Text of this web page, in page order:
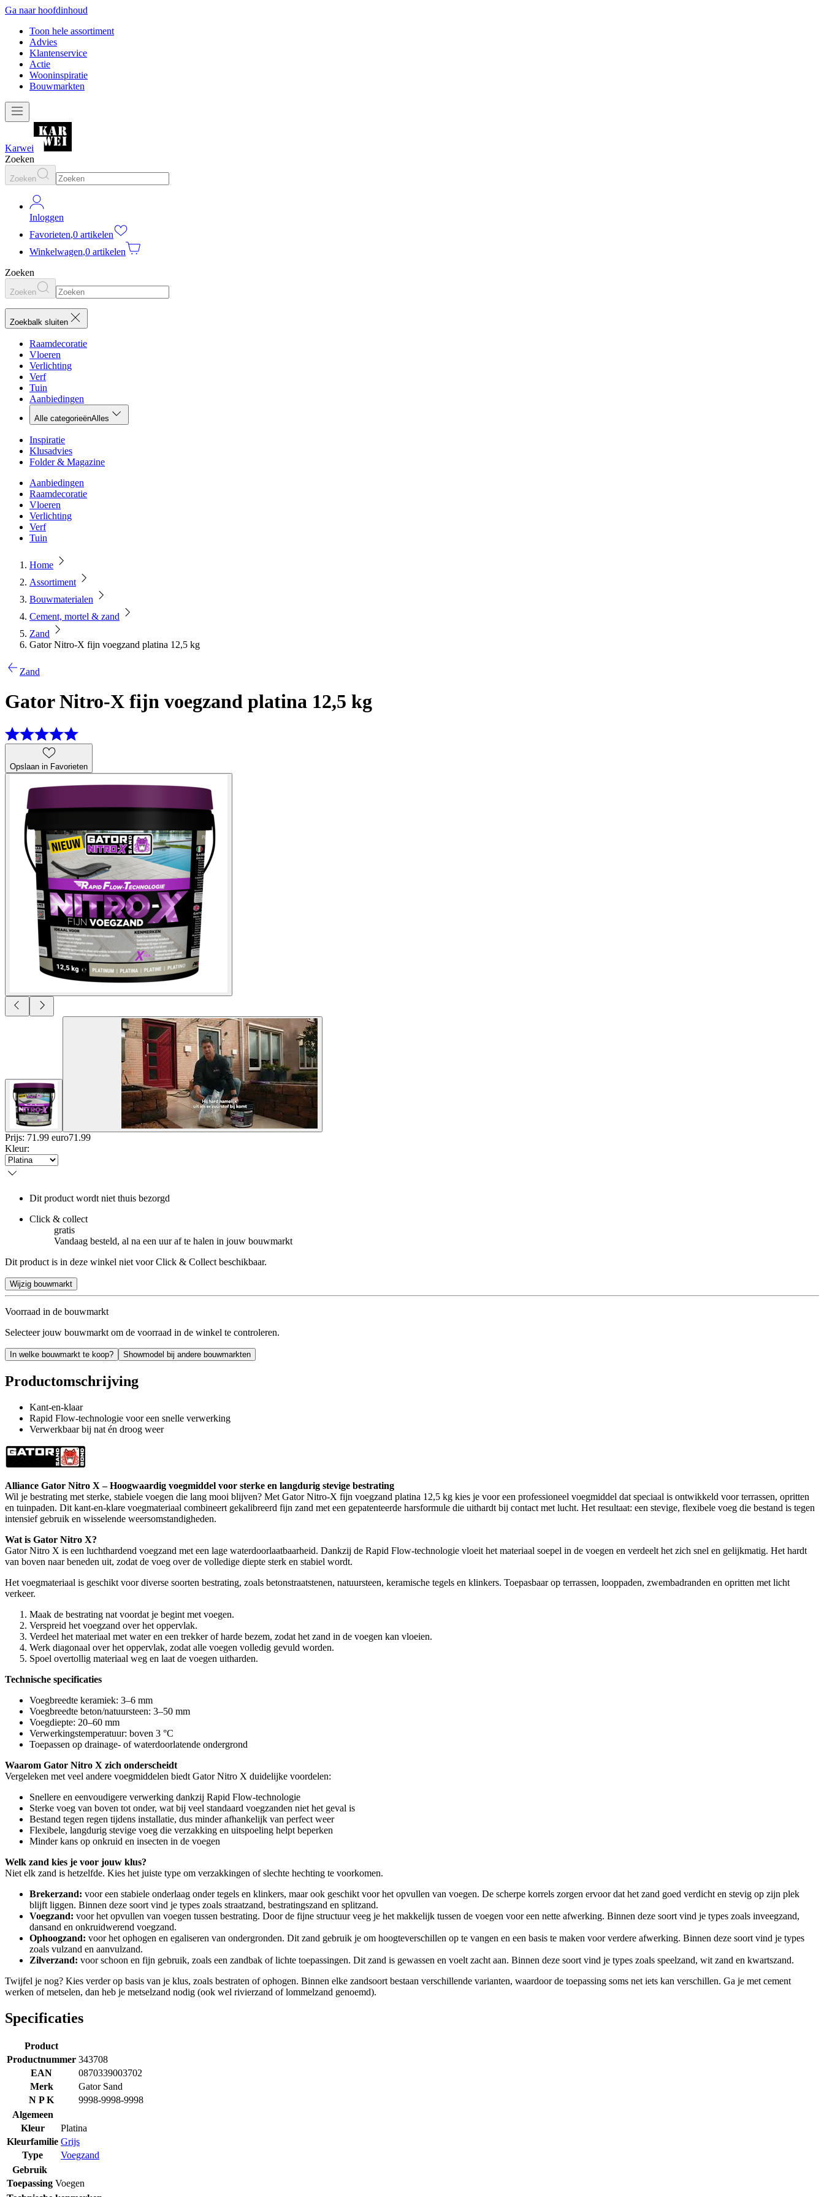
Ga naar hoofdinhoud
Toon hele assortiment
Advies
Klantenservice
Actie
Wooninspiratie
Bouwmarkten
Karwei
Zoeken
Zoeken
Inloggen
Favorieten,0 artikelen
Winkelwagen,0 artikelen
Zoeken
Zoeken
Zoekbalk sluiten
Raamdecoratie
Vloeren
Verlichting
Verf
Tuin
Aanbiedingen
Alle categorieënAlles
Inspiratie
Klusadvies
Folder & Magazine
Aanbiedingen
Raamdecoratie
Vloeren
Verlichting
Verf
Tuin
Home
Assortiment
Bouwmaterialen
Cement, mortel & zand
Zand
Gator Nitro-X fijn voegzand platina 12,5 kg
Zand
Gator Nitro-X fijn voegzand platina 12,5 kg
Opslaan in Favorieten
Prijs: 71.99 euro71 .99
Kleur:
Dit product wordt niet thuis bezorgd
Click & collect
gratis
Vandaag besteld, al na een uur af te halen in jouw bouwmarkt
Dit product is in deze winkel niet voor Click & Collect beschikbaar.
Wijzig bouwmarkt
Voorraad in de bouwmarkt
Selecteer jouw bouwmarkt om de voorraad in de winkel te controleren.
In welke bouwmarkt te koop? Showmodel bij andere bouwmarkten
Productomschrijving
Kant-en-klaar
Rapid Flow-technologie voor een snelle verwerking
Verwerkbaar bij nat én droog weer
Alliance Gator Nitro X – Hoogwaardig voegmiddel voor sterke en langdurig stevige bestrating
Wil je bestrating met sterke, stabiele voegen die lang mooi blijven? Met Gator Nitro-X fijn voegzand platina 12,5 kg kies je voor een professioneel voegmiddel dat speciaal is ontwikkeld voor terrassen, opritten
en tuinpaden. Dit kant-en-klare voegmateriaal combineert gekalibreerd fijn zand met een gepatenteerde harsformule die uithardt bij contact met lucht. Het resultaat: een stevige, flexibele voeg die bestand is tegen
intensief gebruik en wisselende weersomstandigheden.
Wat is Gator Nitro X?
Gator Nitro X is een luchthardend voegzand met een lage waterdoorlaatbaarheid. Dankzij de Rapid Flow-technologie vloeit het materiaal soepel in de voegen en verdeelt het zich snel en gelijkmatig. Het hardt
van boven naar beneden uit, zodat de voeg over de volledige diepte sterk en stabiel wordt.
Het voegmateriaal is geschikt voor diverse soorten bestrating, zoals betonstraatstenen, natuursteen, keramische tegels en klinkers. Toepasbaar op terrassen, looppaden, zwembadranden en opritten met licht
verkeer.
Maak de bestrating nat voordat je begint met voegen.
Verspreid het voegzand over het oppervlak.
Verdeel het materiaal met water en een trekker of harde bezem, zodat het zand in de voegen kan vloeien.
Werk diagonaal over het oppervlak, zodat alle voegen volledig gevuld worden.
Spoel overtollig materiaal weg en laat de voegen uitharden.
Technische specificaties
Voegbreedte keramiek: 3–6 mm
Voegbreedte beton/natuursteen: 3–50 mm
Voegdiepte: 20–60 mm
Verwerkingstemperatuur: boven 3 °C
Toepassen op drainage- of waterdoorlatende ondergrond
Waarom Gator Nitro X zich onderscheidt
Vergeleken met veel andere voegmiddelen biedt Gator Nitro X duidelijke voordelen:
Snellere en eenvoudigere verwerking dankzij Rapid Flow-technologie
Sterke voeg van boven tot onder, wat bij veel standaard voegzanden niet het geval is
Bestand tegen regen tijdens installatie, dus minder afhankelijk van perfect weer
Flexibele, langdurig stevige voeg die verzakking en uitspoeling helpt beperken
Minder kans op onkruid en insecten in de voegen
Welk zand kies je voor jouw klus?
Niet elk zand is hetzelfde. Kies het juiste type om verzakkingen of slechte hechting te voorkomen.
Brekerzand: voor een stabiele onderlaag onder tegels en klinkers, maar ook geschikt voor het opvullen van voegen. De scherpe korrels zorgen ervoor dat het zand goed verdicht en stevig op zijn plek
blijft liggen. Binnen deze soort vind je types zoals straatzand, bestratingszand en splitzand.
Voegzand: voor het opvullen van voegen tussen bestrating. Door de fijne structuur veeg je het makkelijk tussen de voegen voor een nette afwerking. Binnen deze soort vind je types zoals inveegzand,
dansand en onkruidwerend voegzand.
Ophoogzand: voor het ophogen en egaliseren van ondergronden. Dit zand gebruik je om hoogteverschillen op te vangen en een basis te maken voor verdere afwerking. Binnen deze soort vind je types
zoals vulzand en aanvulzand.
Zilverzand: voor schoon en fijn gebruik, zoals een zandbak of lichte toepassingen. Dit zand is gewassen en voelt zacht aan. Binnen deze soort vind je types zoals speelzand, wit zand en kwartszand.
Twijfel je nog? Kies verder op basis van je klus, zoals bestraten of ophogen. Binnen elke zandsoort bestaan verschillende varianten, waardoor de toepassing soms net iets kan verschillen. Ga je met cement
werken of metselen, dan heb je metselzand nodig (ook wel rivierzand of lommelzand genoemd).
Specificaties
Product
Productnummer 343708
EAN
0870339003702
Merk
Gator Sand
N P K
9998-9998-9998
Algemeen
Kleur
Platina
Kleurfamilie Grijs
Type
Voegzand
Gebruik
Toepassing Voegen